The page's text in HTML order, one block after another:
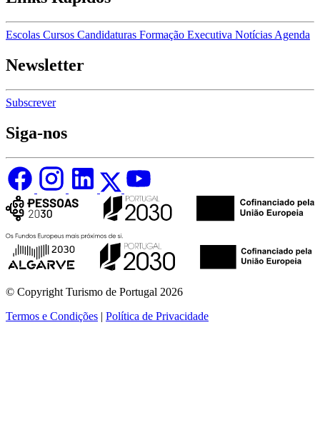
Escolas Cursos Candidaturas Formação Executiva Notícias Agenda
Newsletter
Subscrever
Siga-nos
© Copyright Turismo de Portugal 2026
Termos e Condições | Política de Privacidade